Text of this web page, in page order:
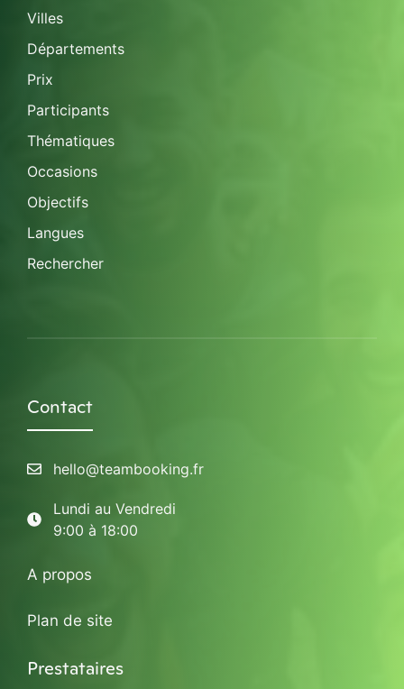
Villes
Départements
Prix
Participants
Thématiques
Occasions
Objectifs
Langues
Rechercher
Contact
hello@teambooking.fr
Lundi au Vendredi
9:00 à 18:00
A propos
Plan de site
Prestataires